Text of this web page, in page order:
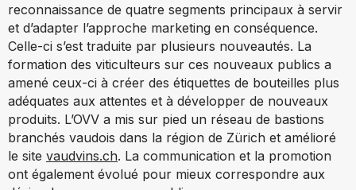
reconnaissance de quatre segments principaux à servir
et d’adapter l’approche marketing en conséquence.
Celle-ci s’est traduite par plusieurs nouveautés. La
formation des viticulteurs sur ces nouveaux publics a
amené ceux-ci à créer des étiquettes de bouteilles plus
adéquates aux attentes et à développer de nouveaux
produits. L’OVV a mis sur pied un réseau de bastions
branchés vaudois dans la région de Zürich et amélioré
le site vaudvins.ch. La communication et la promotion
ont également évolué pour mieux correspondre aux